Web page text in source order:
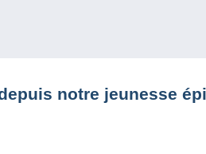
notre jeunesse